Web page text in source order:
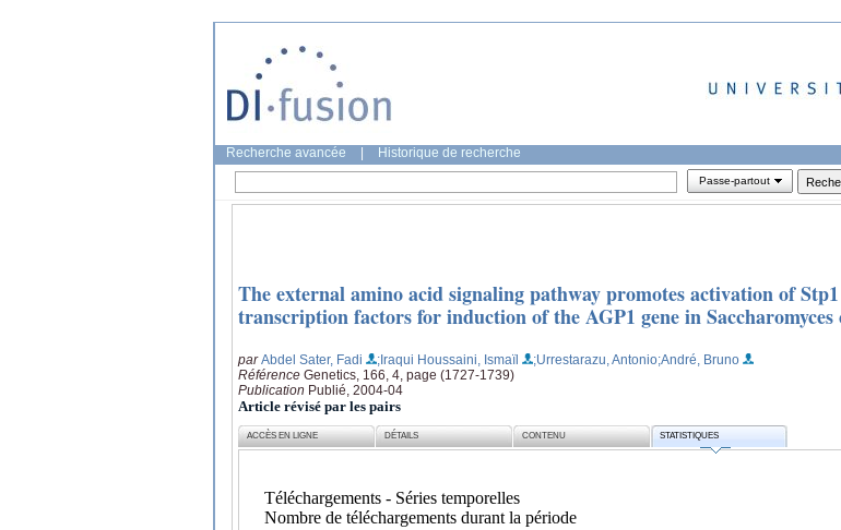
Recherche avancée Historique de recherche
Passe-partout
The external amino acid signaling pathway promotes activation of
transcription factors for induction of the AGP1 gene in Saccharomyces
parAbdel Sater, Fadi ;Iraqui Houssaini, Ismaïl ;Urrestarazu, Antonio;André, Bruno
Référence Genetics, 166, 4, page (1727-1739)
Publication Publié, 2004-04
Article révisé par les pairs
ACCÈS EN LIGNE DÉTAILS CONTENU STATISTIQUES